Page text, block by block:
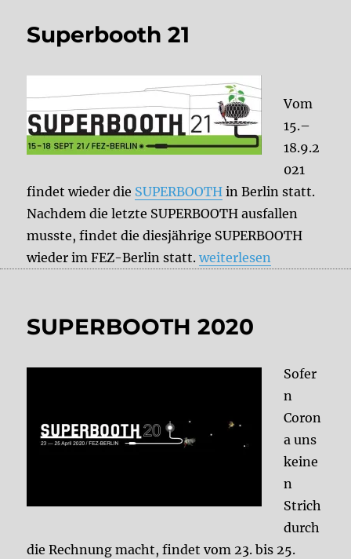
Superbooth 21
Vom
15.–
18.9.2
021
findet wieder die SUPERBOOTH in Berlin statt.
Nachdem die letzte SUPERBOOTH ausfallen
musste, findet die diesjährige SUPERBOOTH
wieder im FEZ-Berlin statt.„Superbooth 21“
weiterlesen
SUPERBOOTH 2020
Sofer
n
Coron
a uns
keine
n
Strich
durch
die Rechnung macht, findet vom 23. bis 25.